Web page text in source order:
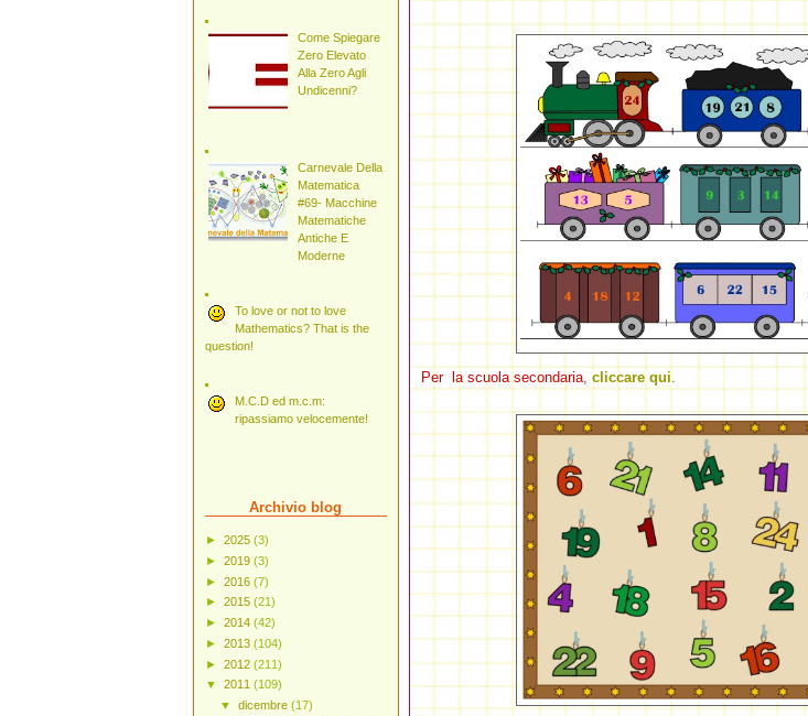
Per la scuola secondaria, cliccare qui.
Come Spiegare
Zero Elevato
Alla Zero Agli
Undicenni?
Carnevale Della
Matematica
#69- Macchine
Matematiche
Antiche E
Moderne
To love or not to love
Mathematics? That is the
question!
M.C.D ed m.c.m:
ripassiamo velocemente!
Archivio blog
► 2025 (3)
► 2019 (3)
► 2016 (7)
► 2015 (21)
► 2014 (42)
► 2013 (104)
► 2012 (211)
▼ 2011 (109)
▼ dicembre (17)